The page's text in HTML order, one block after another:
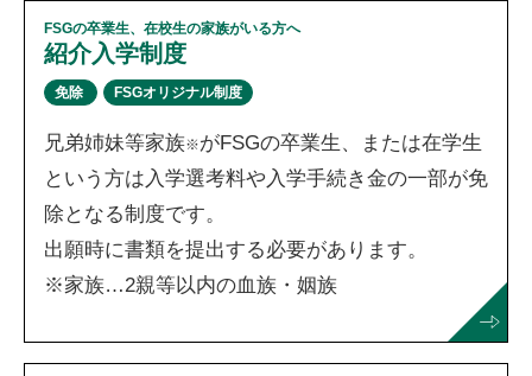
FSGの卒業生、在校生の家族がいる方へ
紹介入学制度
免除 FSGオリジナル制度
兄弟姉妹等家族※がFSGの卒業生、または在学生
という方は入学選考料や入学手続き金の一部が免
除となる制度です。
出願時に書類を提出する必要があります。
※家族…2親等以内の血族・姻族